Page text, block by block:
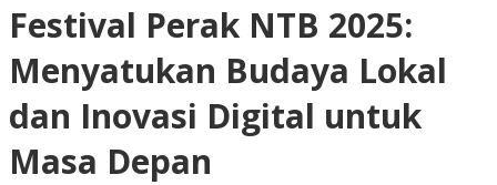
Festival Perak NTB 2025:
Menyatukan Budaya Lokal
dan Inovasi Digital untuk
Masa Depan